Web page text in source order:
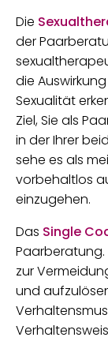
Die
der
die
Sexualität
Ziel, Sie als
in der Ihrer
sehe es als
vorbehaltlos
einzugehen.
Das Single
Paarberatung.
zur
und